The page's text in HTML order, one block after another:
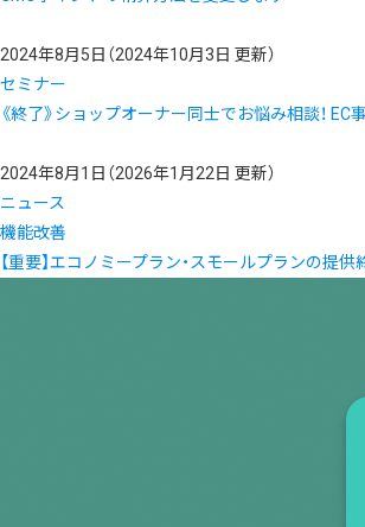
2024年8月5日 （2024年10月3日 更新）
セミナー
《終了》ショップオーナー同士でお悩み相談！ EC
2024年8月1日 （2026年1月22日 更新）
ニュース
機能改善
【重要】エコノミープラン・スモールプランの提